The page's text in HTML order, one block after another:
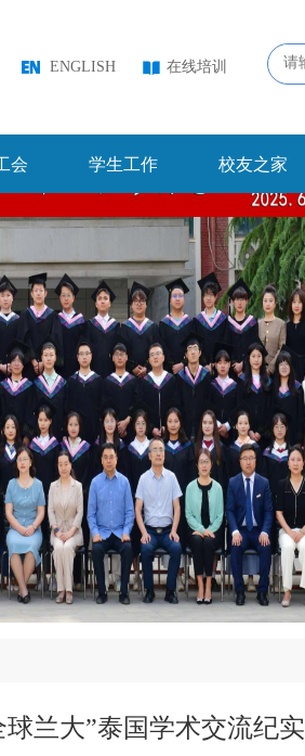
在线培训
ENGLISH
会 学生工作 校友之家
兰大”泰国学术交流纪实